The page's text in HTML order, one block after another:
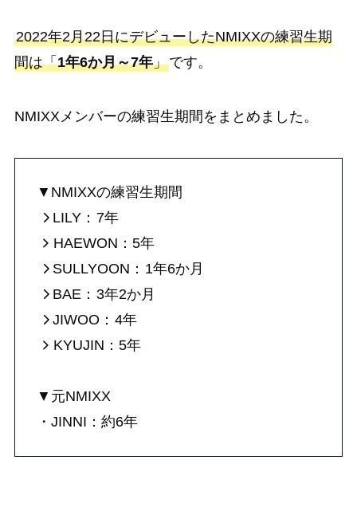
2022年2月22日にデビューしたNMIXXの練習生期
間は「1年6か月～7年」です。
NMIXXメンバーの練習生期間をまとめました。
▼NMIXXの練習生期間
LILY： 7年
HAEWON：5年
SULLYOON： 1年6か月
BAE： 3年2か月
JIWOO： 4年
KYUJIN：5年
▼元NMIXX
・JINNI：約6年